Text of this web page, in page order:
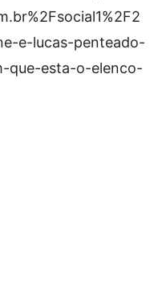
e-lucas-penteado-
que-esta-o-elenco-